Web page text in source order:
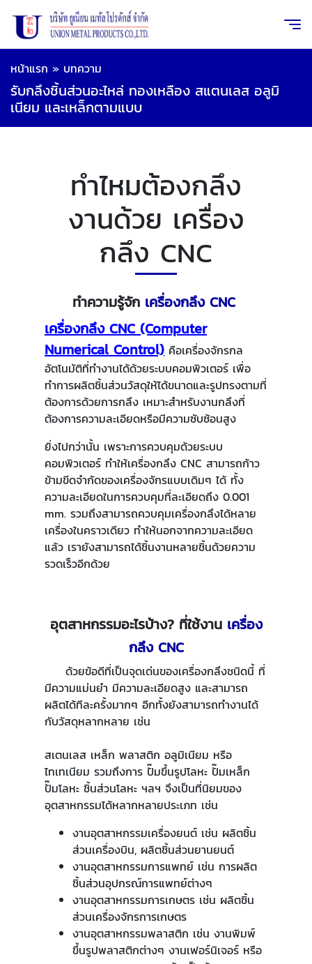
หน้าแรก » บทความ
รับกลึงชิ้นส่วนอะไหล่ ทองเหลือง สแตนเลส อลูมิ
เนียม และเหล็กตามแบบ
ทำไหมต้องกลึง
งานด้วย เครื่อง
กลึง CNC
ทำความรู้จัก เครื่องกลึง CNC
เครื่องกลึง CNC (Computer
Numerical Control) คือเครื่องจักรกล
อัตโนมัติที่ทำงานได้ด้วยระบบคอมพิวเตอร์ เพื่อ
ทำการผลิตชิ้นส่วนวัสดุให้ได้ขนาดและรูปทรงตามที่
ต้องการด้วยการกลึง เหมาะสำหรับงานกลึงที่
ต้องการความละเอียดหรือมีความซับซ้อนสูง
ยิ่งไปกว่านั้น เพราะการควบคุมด้วยระบบ
คอมพิวเตอร์ ทำให้เครื่องกลึง CNC สามารถก้าว
ข้ามขีดจำกัดของเครื่องจักรแบบเดิมๆ ได้ ทั้ง
ความละเอียดในการควบคุมที่ละเอียดถึง 0.001
mm. รวมถึงสามารถควบคุมเครื่องกลึงได้หลาย
เครื่องในคราวเดียว ทำให้นอกจากความละเอียด
แล้ว เรายังสามารถได้ชิ้นงานหลายชิ้นด้วยความ
รวดเร็วอีกด้วย
อุตสาหกรรมอะไรบ้าง? ที่ใช้งาน เครื่อง
กลึง CNC
ด้วยข้อดีที่เป็นจุดเด่นของเครื่องกลึงชนิดนี้ ที่
มีความแม่นยำ มีความละเอียดสูง และสามารถ
ผลิตได้ทีละครั้งมากๆ อีกทั้งยังสามารถทำงานได้
กับวัสดุหลากหลาย เช่น
สเตนเลส เหล็ก พลาสติก อลูมิเนียม หรือ
ไทเทเนียม รวมถึงการ ปั๊มขึ้นรูปโลหะ ปั๊มเหล็ก
ปั๊มโลหะ ชิ้นส่วนโลหะ ฯลฯ จึงเป็นที่นิยมของ
อุตสาหกรรมได้หลากหลายประเภท เช่น
งานอุตสาหกรรมเครื่องยนต์ เช่น ผลิตชิ้น
ส่วนเครื่องบิน, ผลิตชิ้นส่วนยานยนต์
งานอุตสาหกรรมการแพทย์ เช่น การผลิต
ชิ้นส่วนอุปกรณ์การแพทย์ต่างๆ
งานอุตสาหกรรมการเกษตร เช่น ผลิตชิ้น
ส่วนเครื่องจักรการเกษตร
งานอุตสาหกรรมพลาสติก เช่น งานพิมพ์
ขึ้นรูปพลาสติกต่างๆ งานเฟอร์นิเจอร์ หรือ